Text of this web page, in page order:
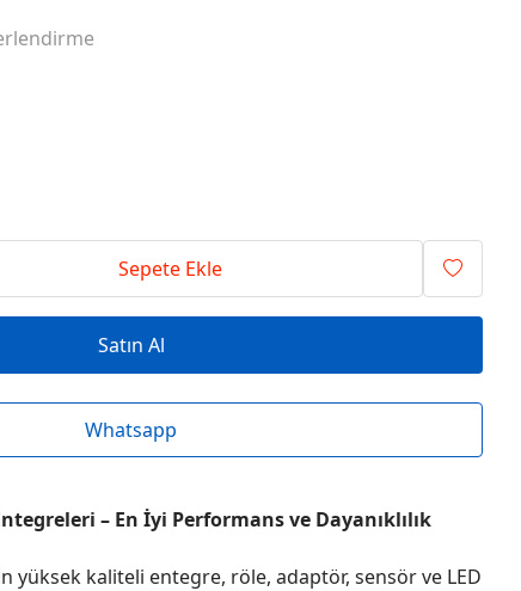
Sepete Ekle
Satın Al
Whatsapp
– En İyi Performans ve Dayanıklılık
yüksek kaliteli entegre, röle, adaptör, sensör ve LED